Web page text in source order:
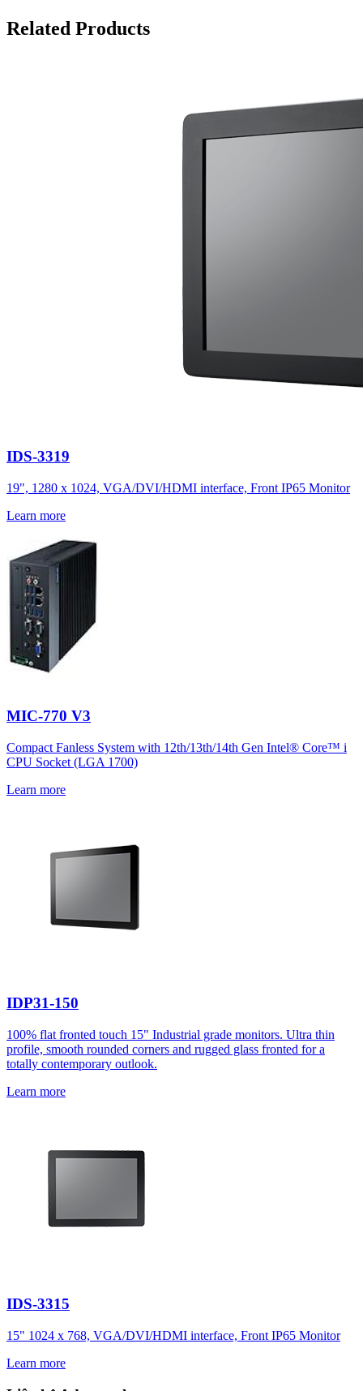
Related Products
IDS-3319
19", 1280 x 1024, VGA/DVI/HDMI interface, Front IP65 Monitor
Learn more
MIC-770 V3
Compact Fanless System with 12th/13th/14th Gen Intel® Core™ i
CPU Socket (LGA 1700)
Learn more
IDP31-150
100% flat fronted touch 15" Industrial grade monitors. Ultra thin
profile, smooth rounded corners and rugged glass fronted for a
totally contemporary outlook.
Learn more
IDS-3315
15" 1024 x 768, VGA/DVI/HDMI interface, Front IP65 Monitor
Learn more